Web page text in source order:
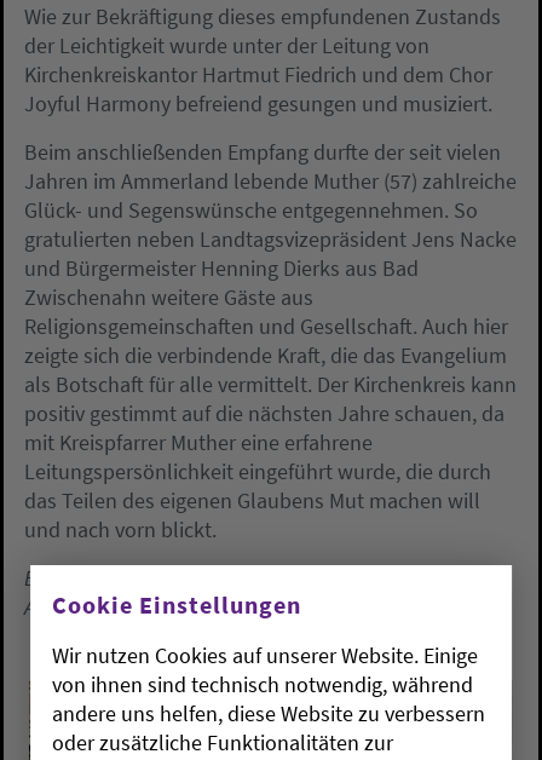
Wie zur Bekräftigung dieses empfundenen Zustands
der Leichtigkeit wurde unter der Leitung von
Kirchenkreiskantor Hartmut Fiedrich und dem Chor
Joyful Harmony befreiend gesungen und musiziert.
Beim anschließenden Empfang durfte der seit vielen
Jahren im Ammerland lebende Muther (57) zahlreiche
Glück- und Segenswünsche entgegennehmen. So
gratulierten neben Landtagsvizepräsident Jens Nacke
und Bürgermeister Henning Dierks aus Bad
Zwischenahn weitere Gäste aus
Religionsgemeinschaften und Gesellschaft. Auch hier
zeigte sich die verbindende Kraft, die das Evangelium
als Botschaft für alle vermittelt. Der Kirchenkreis kann
positiv gestimmt auf die nächsten Jahre schauen, da
mit Kreispfarrer Muther eine erfahrene
Leitungspersönlichkeit eingeführt wurde, die durch
das Teilen des eigenen Glaubens Mut machen will
und nach vorn blickt.
Ein Beitrag von: Friedemann Hönsch, Kirchenkreis
Ammerland.
Cookie Einstellungen
Wir nutzen Cookies auf unserer Website. Einige
von ihnen sind technisch notwendig, während
andere uns helfen, diese Website zu verbessern
oder zusätzliche Funktionalitäten zur